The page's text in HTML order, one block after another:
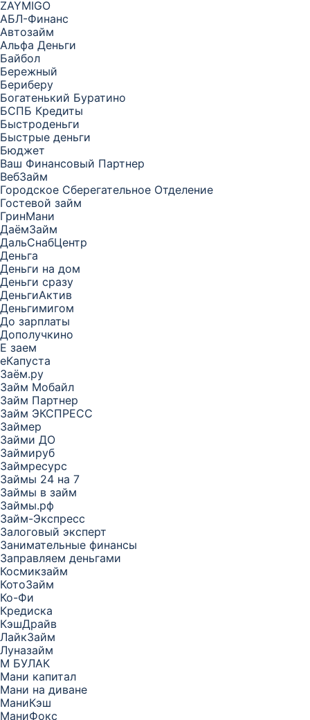
ZAYMIGO
АБЛ-Финанс
Автозайм
Альфа Деньги
Байбол
Бережный
Бериберу
Богатенький Буратино
БСПБ Кредиты
Быстроденьги
Быстрые деньги
Бюджет
Ваш Финансовый Партнер
ВебЗайм
Городское Сберегательное Отделение
Гостевой займ
ГринМани
ДаёмЗайм
ДальСнабЦентр
Деньга
Деньги на дом
Деньги сразу
ДеньгиАктив
Деньгимигом
До зарплаты
Дополучкино
Е заем
еКапуста
Заём.ру
Займ Мобайл
Займ Партнер
Займ ЭКСПРЕСС
Займер
Займи ДО
Займируб
Займресурс
Займы 24 на 7
Займы в займ
Займы.рф
Займ-Экспресс
Залоговый эксперт
Занимательные финансы
Заправляем деньгами
Космикзайм
КотоЗайм
Ко-Фи
Кредиска
КэшДрайв
ЛайкЗайм
Луназайм
М БУЛАК
Мани капитал
Мани на диване
МаниКэш
МаниФокс